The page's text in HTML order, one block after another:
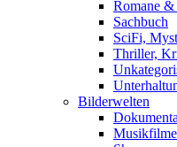
Romane
Sachbuch
SciFi,
Thriller,
Bilderwelten